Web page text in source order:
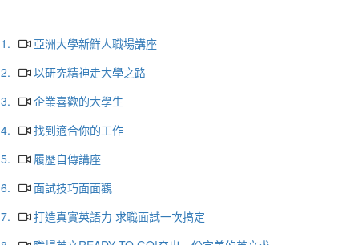
1.
亞洲大學新鮮人職場講座
2.
以研究精神走大學之路
3.
企業喜歡的大學生
4.
找到適合你的工作
5.
履歷自傳講座
6.
面試技巧面面觀
7.
打造真實英語力 求職面試一次搞定